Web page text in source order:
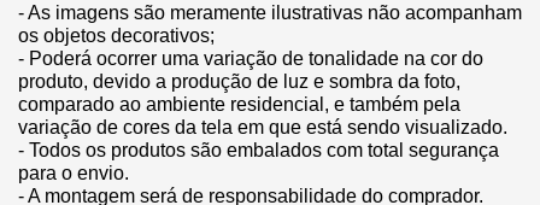
- As imagens são meramente ilustrativas não acompanham
os objetos decorativos;
- Poderá ocorrer uma variação de tonalidade na cor do
produto, devido a produção de luz e sombra da foto,
comparado ao ambiente residencial, e também pela
variação de cores da tela em que está sendo visualizado.
- Todos os produtos são embalados com total segurança
para o envio.
- A montagem será de responsabilidade do comprador.